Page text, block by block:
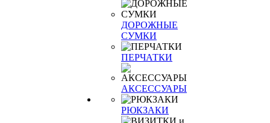
ДОРОЖНЫЕ
СУМКИ
ПЕРЧАТКИ
АКСЕССУАРЫ
РЮКЗАКИ